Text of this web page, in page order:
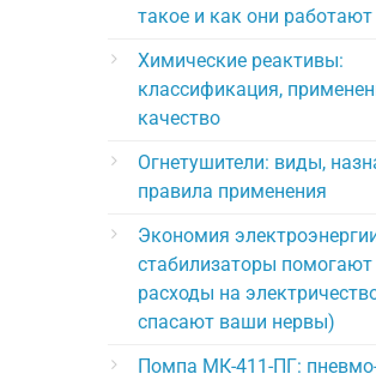
такое и как они работают
Химические реактивы:
классификация,
качество
Огнетушители: виды,
правила применения
Экономия
стабилизаторы помогают
расходы на
спасают ваши нервы)
Помпа МК-411-ПГ: